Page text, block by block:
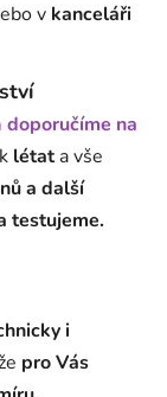
v kanceláři
doporučíme na
létata vše
a další
testujeme.
i
pro Vás